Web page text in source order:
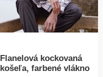
Flanelová kockovaná
košeľa, farbené vlákno